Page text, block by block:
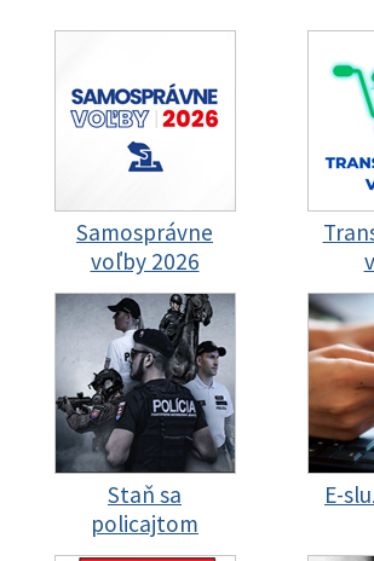
Samosprávne
voľby 2026
Staň sa
policajtom
E-